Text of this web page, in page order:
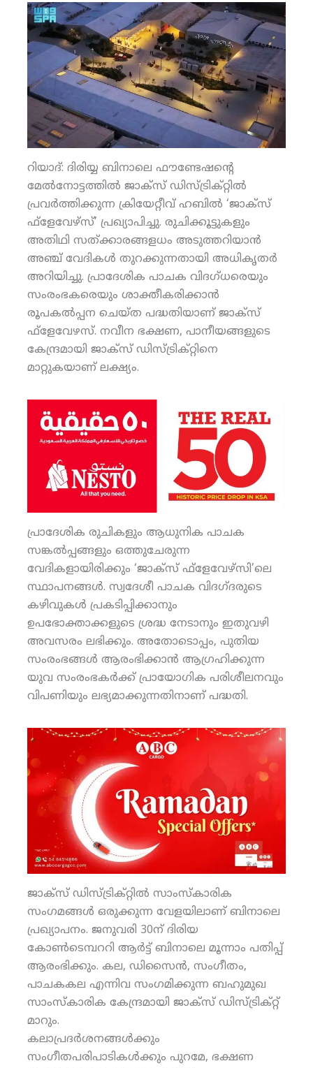
റിയാദ്: ദിരിയ്യ ബിനാലെ ഫൗണ്ടേഷന്റെ
മേല്‍നോട്ടത്തില്‍ ജാക്‌സ് ഡിസ്ട്രിക്റ്റില്‍
പ്രവര്‍ത്തിക്കുന്ന ക്രിയേറ്റീവ് ഹബില്‍ ‘ജാക്‌സ്
ഫ്‌ളേവേഴ്‌സ്’ പ്രഖ്യാപിച്ചു. രുചിക്കൂട്ടുകളും
അതിഥി സത്ക്കാരങ്ങളധം അടുത്തറിയാന്‍
അഞ്ച് വേദികള്‍ തുറക്കുന്നതായി അധികൃതര്‍
അറിയിച്ചു. പ്രാദേശിക പാചക വിദഗ്ധരെയും
സംരംഭകരെയും ശാക്തീകരിക്കാന്‍
രൂപകല്‍പ്പന ചെയ്ത പദ്ധതിയാണ് ജാക്‌സ്
ഫ്‌ളേവേഴസ്. നവീന ഭക്ഷണ, പാനീയങ്ങളുടെ
കേന്ദ്രമായി ജാക്‌സ് ഡിസ്ട്രിക്റ്റിനെ
മാറ്റുകയാണ് ലക്ഷ്യം.
പ്രാദേശിക രുചികളും ആധുനിക പാചക
സങ്കല്‍പ്പങ്ങളും ഒത്തുചേരുന്ന
വേദികളായിരിക്കും ‘ജാക്‌സ് ഫ്‌ളേവേഴ്‌സി’ലെ
സ്ഥാപനങ്ങള്‍. സ്വദേശീ പാചക വിദഗ്ദരുടെ
കഴിവുകള്‍ പ്രകടിപ്പിക്കാനും
ഉപഭോക്താക്കളുടെ ശ്രദ്ധ നേടാനും ഇതുവഴി
അവസരം ലഭിക്കും. അതോടൊപ്പം, പുതിയ
സംരംഭങ്ങള്‍ ആരംഭിക്കാന്‍ ആഗ്രഹിക്കുന്ന
യുവ സംരംഭകര്‍ക്ക് പ്രായോഗിക പരിശീലനവും
വിപണിയും ലഭ്യമാക്കുന്നതിനാണ് പദ്ധതി.
ജാക്‌സ് ഡിസ്ട്രിക്റ്റില്‍ സാംസ്‌കാരിക
സംഗമങ്ങള്‍ ഒരുക്കുന്ന വേളയിലാണ് ബിനാലെ
പ്രഖ്യാപനം. ജനുവരി 30ന് ദിരിയ
കോണ്‍ടെമ്പററി ആര്‍ട്ട് ബിനാലെ മൂന്നാം പതിപ്പ്
ആരംഭിക്കും. കല, ഡിസൈന്‍, സംഗീതം,
പാചകകല എന്നിവ സംഗമിക്കുന്ന ബഹുമുഖ
സാംസ്‌കാരിക കേന്ദ്രമായി ജാക്‌സ് ഡിസ്ട്രിക്റ്റ്
മാറും.
കലാപ്രദര്‍ശനങ്ങള്‍ക്കും
സംഗീതപരിപാടികള്‍ക്കും പുറമേ, ഭക്ഷണ